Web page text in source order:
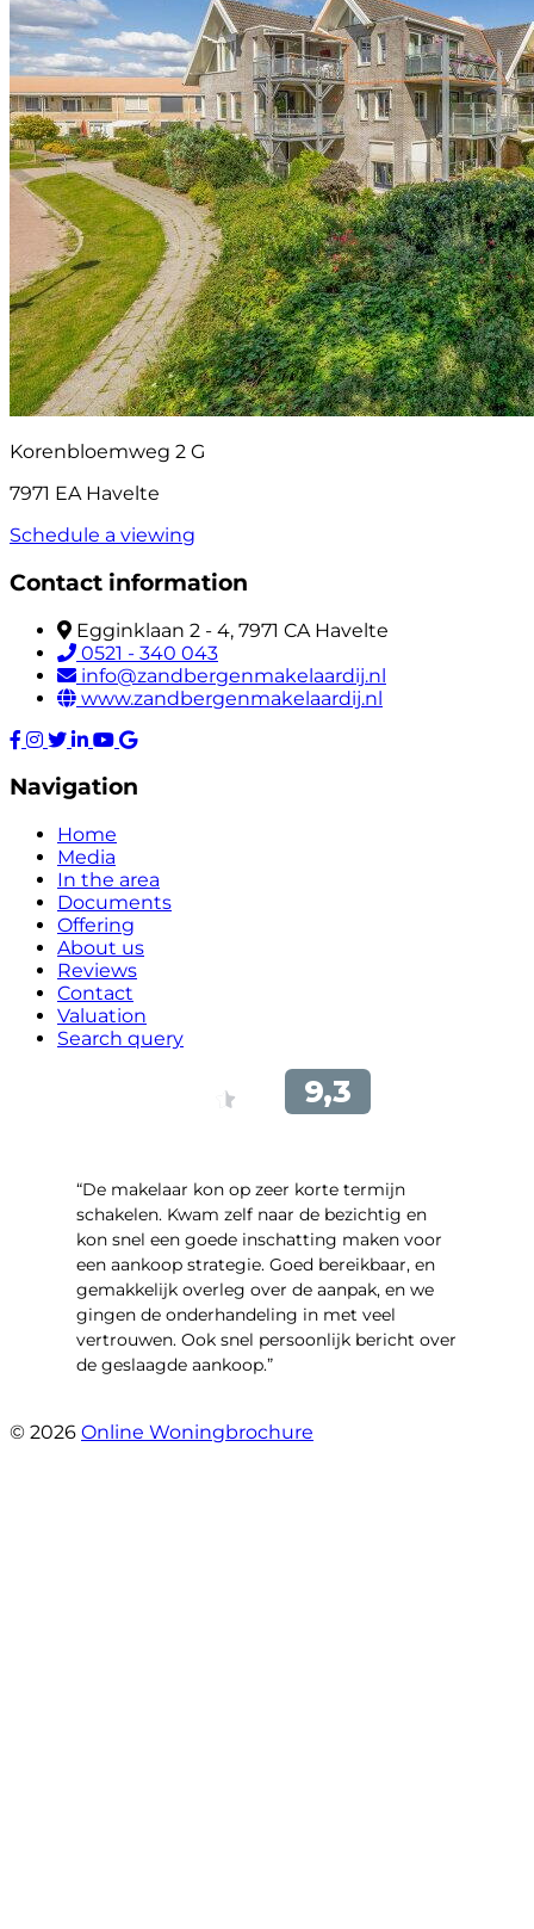
Korenbloemweg 2 G
7971 EA Havelte
Schedule a viewing
Contact information
Egginklaan 2 - 4, 7971 CA Havelte
0521 - 340 043
info@zandbergenmakelaardij.nl
www.zandbergenmakelaardij.nl
Navigation
Home
Media
In the area
Documents
Offering
About us
Reviews
Contact
Valuation
Search query
“De makelaar kon op zeer korte termijn
schakelen. Kwam zelf naar de bezichtig en
kon snel een goede inschatting maken voor
een aankoop strategie. Goed bereikbaar, en
gemakkelijk overleg over de aanpak, en we
gingen de onderhandeling in met veel
vertrouwen. Ook snel persoonlijk bericht over
de geslaagde aankoop.”
© 2026 Online Woningbrochure